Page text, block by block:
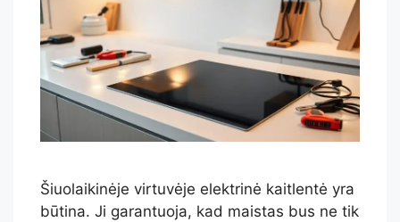
Šiuolaikinėje virtuvėje elektrinė kaitlentė yra
būtina. Ji garantuoja, kad maistas bus ne tik